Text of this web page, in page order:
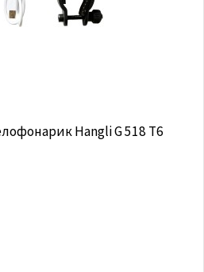
Hangli G 518 Т6